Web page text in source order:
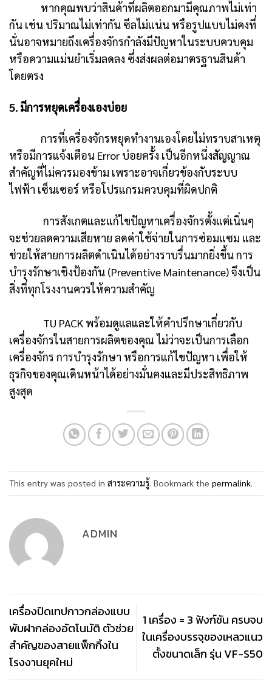
หากคุณพบว่าสินค้าที่ผลิตออกมามีคุณภาพไม่เท่า
กัน เช่น ปริมาณไม่เท่ากัน ซีลไม่แน่น หรือรูปแบบไม่คงที่
นั่นอาจหมายถึงเครื่องจักรกำลังมีปัญหาในระบบควบคุม
หรือความแม่นยำเริ่มลดลง ซึ่งส่งผลต่อมาตรฐานสินค้า
โดยตรง
5. มีการหยุดเครื่องเองบ่อย
การที่เครื่องจักรหยุดทำงานเองโดยไม่ทราบสาเหตุ
หรือมีการแจ้งเตือน Error บ่อยครั้ง เป็นอีกหนึ่งสัญญาณ
สำคัญที่ไม่ควรมองข้าม เพราะอาจเกี่ยวข้องกับระบบ
ไฟฟ้า เซ็นเซอร์ หรือโปรแกรมควบคุมที่ผิดปกติ
การสังเกตและแก้ไขปัญหาเครื่องจักรตั้งแต่เนิ่นๆ
จะช่วยลดความเสียหาย ลดค่าใช้จ่ายในการซ่อมแซม และ
ช่วยให้สายการผลิตดำเนินได้อย่างราบรื่นมากยิ่งขึ้น การ
บำรุงรักษาเชิงป้องกัน (Preventive Maintenance) จึงเป็น
สิ่งที่ทุกโรงงานควรให้ความสำคัญ
TU PACK พร้อมดูแลและให้คำปรึกษาเกี่ยวกับ
เครื่องจักรในสายการผลิตของคุณ ไม่ว่าจะเป็นการเลือก
เครื่องจักร การบำรุงรักษา หรือการแก้ไขปัญหา เพื่อให้
ธุรกิจของคุณเดินหน้าได้อย่างมั่นคงและมีประสิทธิภาพ
สูงสุด
This entry was posted in สาระความรู้. Bookmark the permalink.
ADMIN
เครื่องปิดเทปกาวกล่องแบบ
พับฝากล่องอัตโนมัติ ตัวช่วย
สำคัญของสายแพ็กกิ้งใน
โรงงานยุคใหม่
1 เครื่อง = 3 ฟังก์ชัน ครบจบ
ในเครื่องบรรจุของเหลวแนว
ตั้งขนาดเล็ก รุ่น VF-S50